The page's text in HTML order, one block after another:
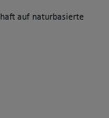
auf naturbasierte